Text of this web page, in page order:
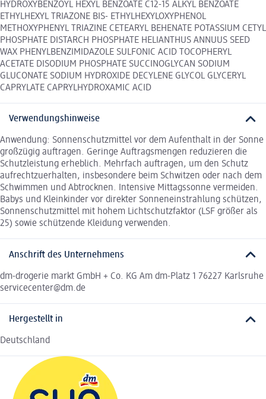
HYDROXYBENZOYL HEXYL BENZOATE C12-15 ALKYL BENZOATE
ETHYLHEXYL TRIAZONE BIS- ETHYLHEXYLOXYPHENOL
METHOXYPHENYL TRIAZINE CETEARYL BEHENATE POTASSIUM CETYL
PHOSPHATE DISTARCH PHOSPHATE HELIANTHUS ANNUUS SEED
WAX PHENYLBENZIMIDAZOLE SULFONIC ACID TOCOPHERYL
ACETATE DISODIUM PHOSPHATE SUCCINOGLYCAN SODIUM
GLUCONATE SODIUM HYDROXIDE DECYLENE GLYCOL GLYCERYL
CAPRYLATE CAPRYLHYDROXAMIC ACID
Verwendungshinweise
Anwendung: Sonnenschutzmittel vor dem Aufenthalt in der Sonne
großzügig auftragen. Geringe Auftragsmengen reduzieren die
Schutzleistung erheblich. Mehrfach auftragen, um den Schutz
aufrechtzuerhalten, insbesondere beim Schwitzen oder nach dem
Schwimmen und Abtrocknen. Intensive Mittagssonne vermeiden.
Babys und Kleinkinder vor direkter Sonneneinstrahlung schützen,
Sonnenschutzmittel mit hohem Lichtschutzfaktor (LSF größer als
25) sowie schützende Kleidung verwenden.
Anschrift des Unternehmens
dm-drogerie markt GmbH + Co. KG Am dm-Platz 1 76227 Karlsruhe
servicecenter@dm.de
Hergestellt in
Deutschland